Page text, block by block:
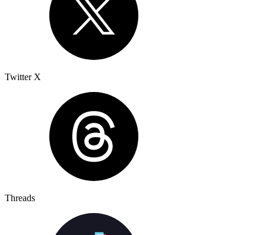
Twitter X
Threads